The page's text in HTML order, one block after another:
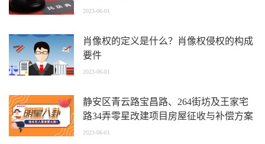
2023-06-01
肖像权的定义是什么？肖像权侵权的构成
要件
2023-06-01
静安区青云路宝昌路、264街坊及王家宅
路34弄零星改建项目房屋征收与补偿方案
(征求意见稿)公示期限的公告_全球观天下
2023-06-01